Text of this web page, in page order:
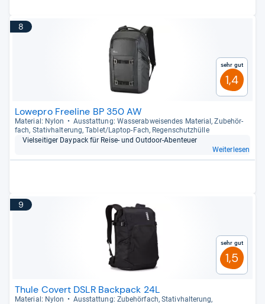
8
Sehr gut
1,4
Lowepro Freeline BP 350 AW
Mate­rial: Nylon
Aus­stat­tung: Was­ser­ab­wei­sen­des Mate­rial, Zube­hör­
fach, Sta­tiv­hal­te­rung, Tablet/Lap­top-​Fach, Regen­schutz­hülle
Viel­sei­ti­ger Daypack für Reise-​ und Out­door-​Aben­teuer
Weiterlesen
9
Sehr gut
1,5
Thule Covert DSLR Backpack 24L
Mate­rial: Nylon Aus­stat­tung: Zube­hör­fach, Sta­tiv­hal­te­rung,